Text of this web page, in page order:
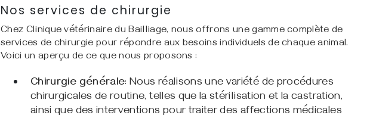
Nos services de chirurgie
Chez Clinique vétérinaire du Bailliage, nous offrons une gamme complète de
services de chirurgie pour répondre aux besoins individuels de chaque animal.
Voici un aperçu de ce que nous proposons :
Chirurgie générale: Nous réalisons une variété de procédures
chirurgicales de routine, telles que la stérilisation et la castration,
ainsi que des interventions pour traiter des affections médicales